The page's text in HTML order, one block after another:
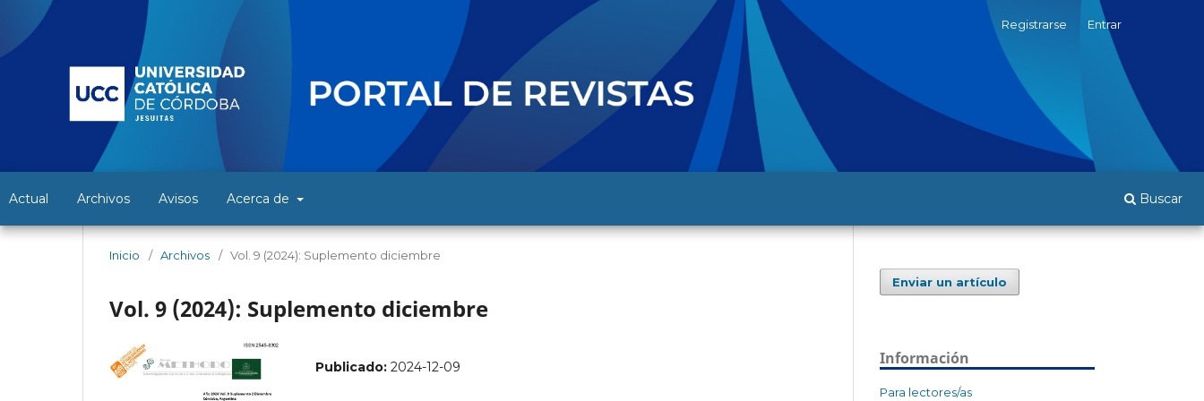
Actual Archivos Avisos Acerca de Buscar
Registrarse Entrar
Inicio / Archivos / Vol. 9 (2024): Suplemento diciembre
Vol. 9 (2024): Suplemento diciembre
Publicado: 2024-12-09
Enviar un artículo
Información
Para lectores/as